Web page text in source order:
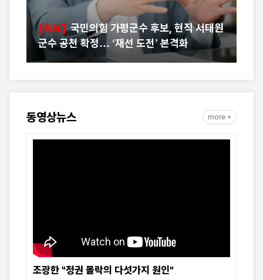
[속보] 국민의힘 가평군수 후보, 현직 서태원
군수 공천 확정… ‘재선 도전’ 본격화
동영상뉴스 more +
조광한 "정권 몰락의 다섯가지 원인"